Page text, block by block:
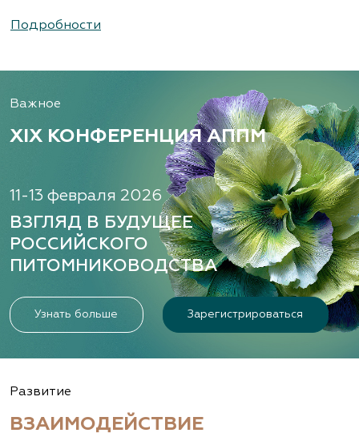
Подробности
Важное
XIX КОНФЕРЕНЦИЯ АППМ
11-13 февраля 2026
ВЗГЛЯД В БУДУЩЕЕ
РОССИЙСКОГО
ПИТОМНИКОВОДСТВА
Узнать больше Зарегистрироваться
Развитие
ВЗАИМОДЕЙСТВИЕ